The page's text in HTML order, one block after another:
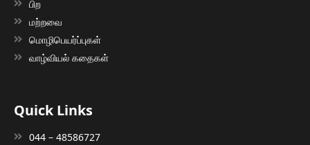
பிற
மற்றவை
மொழிபெயர்ப்புகள்
வாழ்வியல் கதைகள்
Quick Links
044 – 48586727